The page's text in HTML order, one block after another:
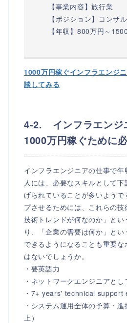
【事業内容】旅行業
【ポジション】コンサ
【年収】800万円～
1000万円稼ぐインフラエンジ
談してみる
4-2. インフラエンジ
1000万円稼ぐために
インフラエンジニアの仕事で
人には、必要なスキルとして
げられていることが多いようで
プさせるためには、これらの
技術トレンドが何なのか」とい
り、「企業の需要は何か」と
できるようになることも重要
はないでしょうか。
・要英語力
・ネットワークエンジニアと
・7+ years' technical support
・システム運用全体の予算・
上）